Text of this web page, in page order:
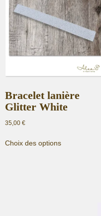
peuvent
être
choisies
sur
la
page
produit
Bracelet lanière
Glitter White
35,00 €
Choix des optionsproduit